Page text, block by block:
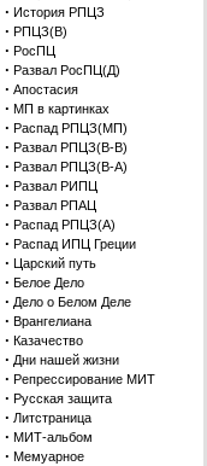
· История РПЦЗ
· РПЦЗ(В)
· РосПЦ
· Развал РосПЦ(Д)
· Апостасия
· МП в картинках
· Распад РПЦЗ(МП)
· Развал РПЦЗ(В-В)
· Развал РПЦЗ(В-А)
· Развал РИПЦ
· Развал РПАЦ
· Распад РПЦЗ(А)
· Распад ИПЦ Греции
· Царский путь
· Белое Дело
· Дело о Белом Деле
· Врангелиана
· Казачество
· Дни нашей жизни
· Репрессирование МИТ
· Русская защита
· Литстраница
· МИТ-альбом
· Мемуарное